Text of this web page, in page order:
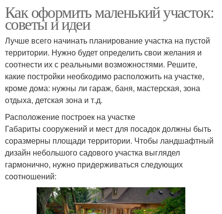
Как оформить маленький участок:
советы и идеи
Лучше всего начинать планирование участка на пустой
территории. Нужно будет определить свои желания и
соотнести их с реальными возможностями. Решите,
какие постройки необходимо расположить на участке,
кроме дома: нужны ли гараж, баня, мастерская, зона
отдыха, детская зона и т.д.
Расположение построек на участке
Габариты сооружений и мест для посадок должны быть
соразмерны площади территории. Чтобы ландшафтный
дизайн небольшого садового участка выглядел
гармонично, нужно придерживаться следующих
соотношений: